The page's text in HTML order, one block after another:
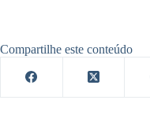
Compartilhe este conteúdo